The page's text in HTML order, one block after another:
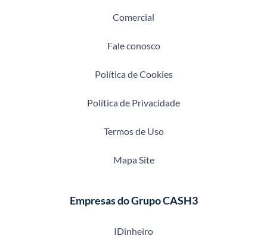
Comercial
Fale conosco
Política de Cookies
Política de Privacidade
Termos de Uso
Mapa Site
Empresas do Grupo CASH3
IDinheiro